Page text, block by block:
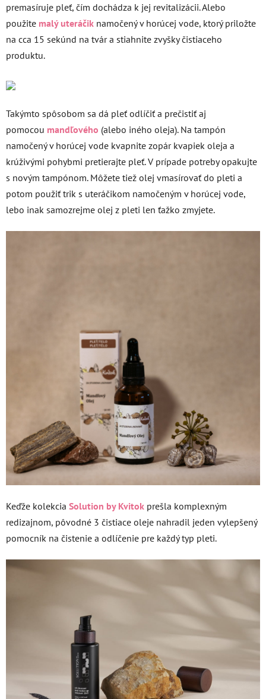
premasíruje pleť, čím dochádza k jej revitalizácii. Alebo
použite malý uteráčik namočený v horúcej vode, ktorý priložte
na cca 15 sekúnd na tvár a stiahnite zvyšky čistiaceho
produktu.
Takýmto spôsobom sa dá pleť odlíčiť a prečistiť aj
pomocou mandľového (alebo iného oleja). Na tampón
namočený v horúcej vode kvapnite zopár kvapiek oleja a
krúživými pohybmi pretierajte pleť. V prípade potreby opakujte
s novým tampónom. Môžete tiež olej vmasírovať do pleti a
potom použiť trik s uteráčikom namočeným v horúcej vode,
lebo inak samozrejme olej z pleti len ťažko zmyjete.
Keďže kolekcia Solution by Kvitok prešla komplexným
redizajnom, pôvodné 3 čistiace oleje nahradil jeden vylepšený
pomocník na čistenie a odlíčenie pre každý typ pleti.